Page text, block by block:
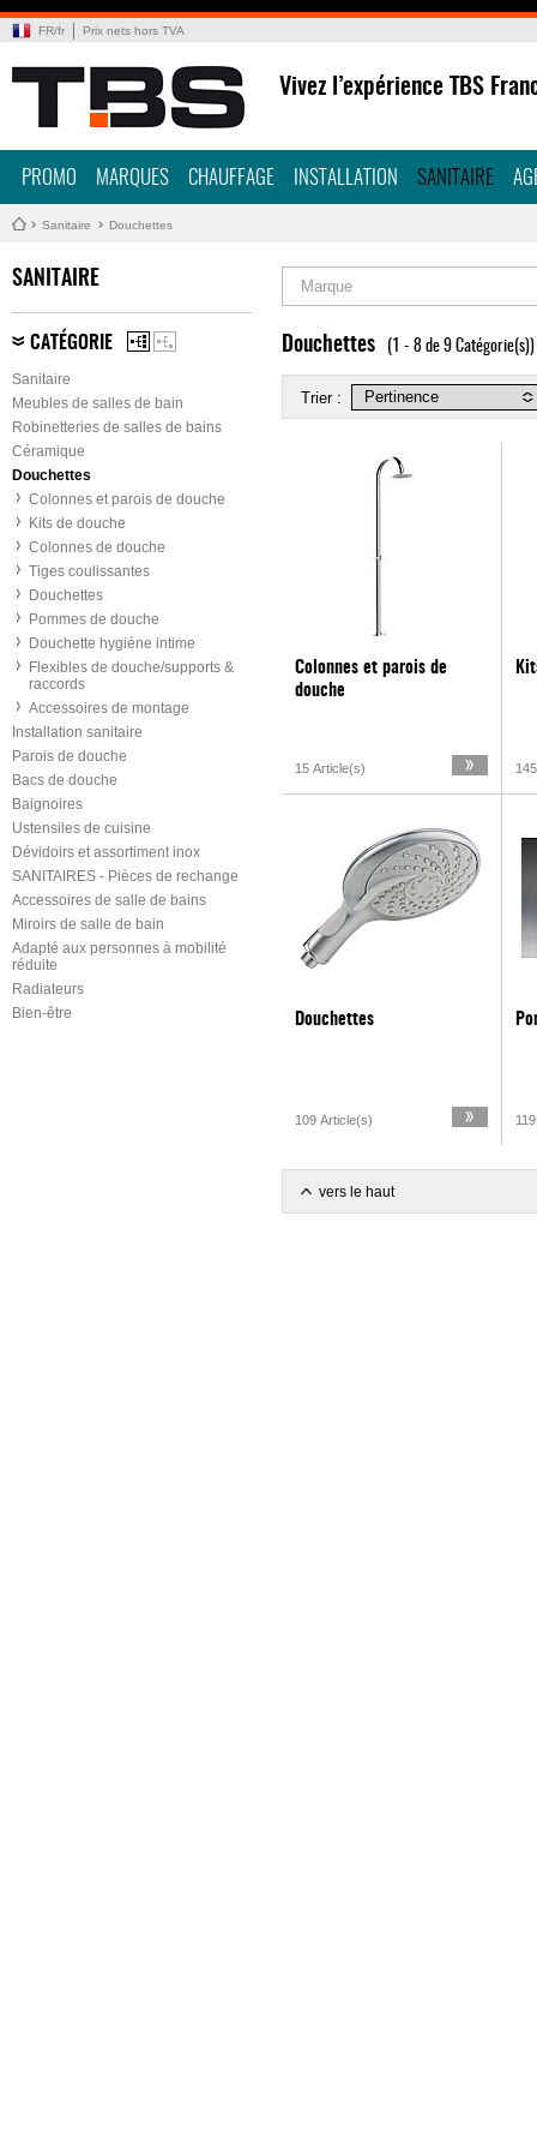
FR/fr Prix nets hors TVA
Vivez l’expérience TBS
PROMO MARQUES CHAUFFAGE INSTALLATION SANITAIRE
Sanitaire Douchettes
SANITAIRE
CATÉGORIE
Sanitaire
Meubles de salles de bain
Robinetteries de salles de bains
Céramique
Douchettes
Colonnes et parois de douche
Kits de douche
Colonnes de douche
Tiges coulissantes
Douchettes
Pommes de douche
Douchette hygiéne intime
Flexibles de douche/supports &
raccords
Accessoires de montage
Installation sanitaire
Parois de douche
Bacs de douche
Baignoires
Ustensiles de cuisine
Dévidoirs et assortiment inox
SANITAIRES - Pièces de rechange
Accessoires de salle de bains
Miroirs de salle de bain
Adapté aux personnes à mobilité
réduite
Radiateurs
Bien-être
Marque
Douchettes (1 - 8 de 9 Catégorie(s))
Trier :
Colonnes et parois de
douche
15 Article(s)
Douchettes
109 Article(s)
vers le haut